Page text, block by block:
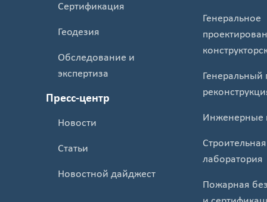
Сертификация
Геодезия
Обследование и
экспертиза
Пресс-центр
Новости
Статьи
Новостной дайджест
Генеральное
Генеральный
Инженерные
Строительная
лаборатория
Пожарная